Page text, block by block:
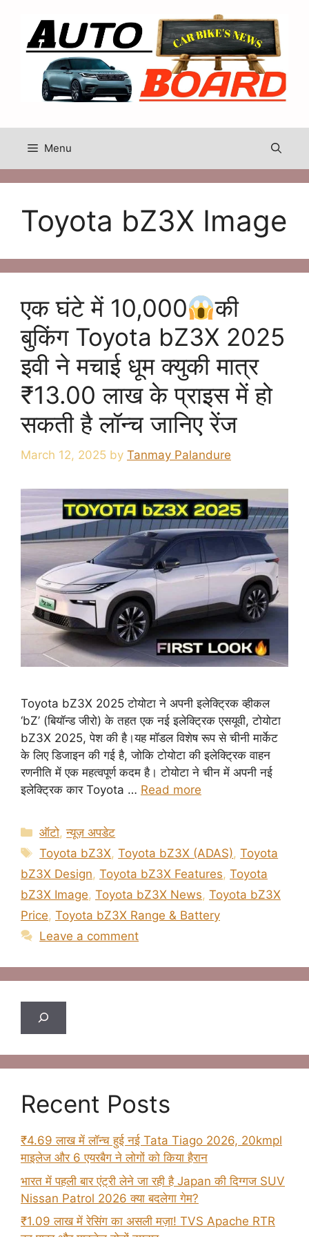
content
Menu
Toyota bZ3X Image
एक घंटे में 10,000
की
बुकिंग Toyota bZ3X 2025
इवी ने मचाई धूम क्युकी मात्र
₹13.00 लाख के प्राइस में हो
सकती है लॉन्च जानिए रेंज
March 12, 2025 by Tanmay Palandure
Toyota bZ3X 2025 टोयोटा ने अपनी इलेक्ट्रिक व्हीकल
‘bZ’ (बियॉन्ड जीरो) के तहत एक नई इलेक्ट्रिक एसयूवी, टोयोटा
bZ3X 2025, पेश की है।यह मॉडल विशेष रूप से चीनी मार्केट
के लिए डिजाइन की गई है, जोकि टोयोटा की इलेक्ट्रिक वाहन
रणनीति में एक महत्वपूर्ण कदम है। टोयोटा ने चीन में अपनी नई
इलेक्ट्रिक कार Toyota … Read more
Categories
ऑटो,न्यूज़ अपडेट
Tags
Toyota bZ3X,Toyota bZ3X (ADAS),Toyota
bZ3X Design, Toyota bZ3X Features, Toyota
bZ3X Image, Toyota bZ3X News, Toyota bZ3X
Price, Toyota bZ3X Range & Battery
Leave a comment
Search
Recent Posts
₹4.69 लाख में लॉन्च हुई नई Tata Tiago 2026, 20kmpl
माइलेज और 6 एयरबैग ने लोगों को किया हैरान
भारत में पहली बार एंट्री लेने जा रही है Japan की दिग्गज SUV
Nissan Patrol 2026 क्या बदलेगा गेम?
₹1.09 लाख में रेसिंग का असली मज़ा! TVS Apache RTR